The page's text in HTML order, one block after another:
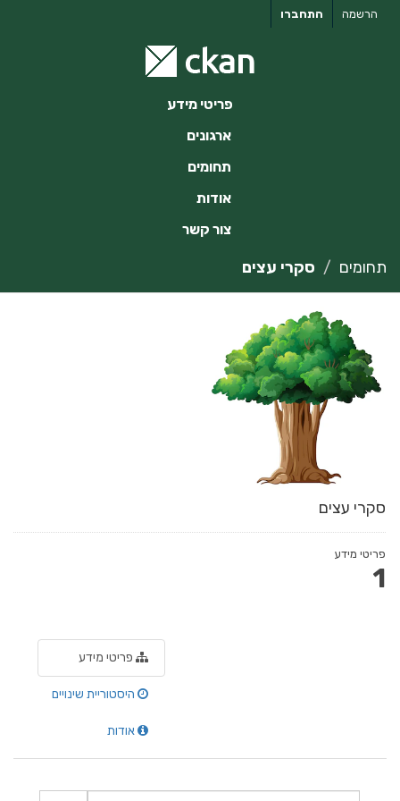
התחברו הרשמה
פריטי מידע
ארגונים
תחומים
אודות
צור קשר
תחומים סקרי עצים
סקרי עצים
פריטי מידע
1
פריטי מידע
היסטוריית שינויים
אודות